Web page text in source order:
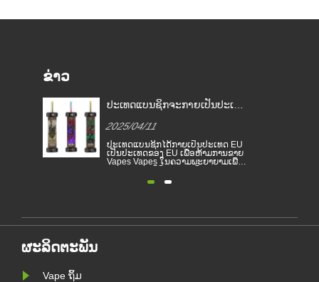
ຂ່າວ
ກາຍເປັນປະເທດ
ບການຫ້າມສູບຢາ
າຍເປັນປະເທດ EU
ເພື່ອຫ້າມການຂາຍ
ກົດຫມາຍຢາສູບອີເລັກໂທຣນິກໃນ
ຢາສູບອີເລັກໂທຣນິກໄດ້ກາຍເປັນ
ຜະລິດຕະພັນທີ່ໄດ້ຮັບຄວາມນິຍົມເຊິ່ງຊ່ວຍ
ໃຫ້ຜູ້ບໍລິໂພກຫຼຸດຜ່ອນການສູບຢາຫຼືຍອມ
ກົດຫມາຍແລະລະບຽບການຂອງຢາສູບ
ຜະລິດຕະພັນ
Vape ຖິ້ມ